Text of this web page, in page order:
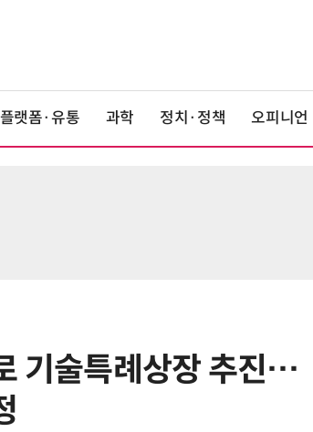
플랫폼·유통 과학 정치·정책 오피니언
기술특례상장 추진…
6
美 행정부, AI 모델 '해킹 등 사이버